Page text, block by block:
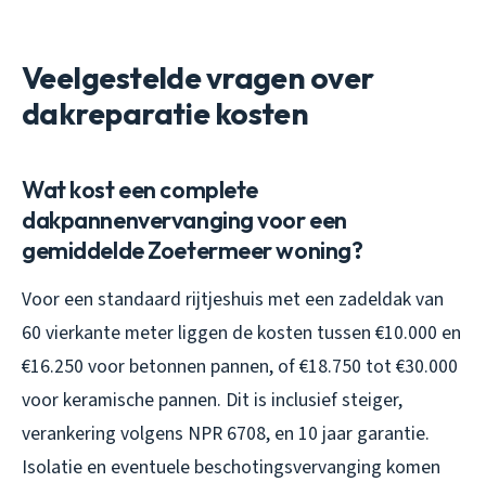
Veelgestelde vragen over
dakreparatie kosten
Wat kost een complete
dakpannenvervanging voor een
gemiddelde Zoetermeer woning?
Voor een standaard rijtjeshuis met een zadeldak van
60 vierkante meter liggen de kosten tussen €10.000 en
€16.250 voor betonnen pannen, of €18.750 tot €30.000
voor keramische pannen. Dit is inclusief steiger,
verankering volgens NPR 6708, en 10 jaar garantie.
Isolatie en eventuele beschotingsvervanging komen